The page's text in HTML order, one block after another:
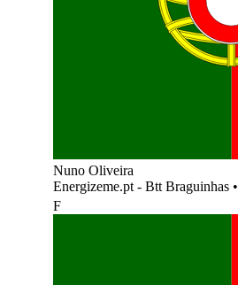
Nuno Oliveira
Energizeme.pt - Btt Braguinhas •
F